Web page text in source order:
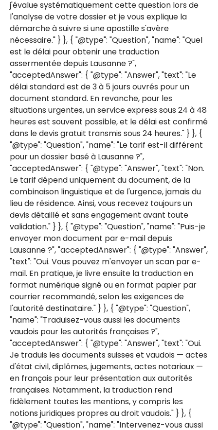
j'évalue systématiquement cette question lors de
l'analyse de votre dossier et je vous explique la
démarche à suivre si une apostille s'avère
nécessaire." } }, { "@type": "Question", "name": "Quel
est le délai pour obtenir une traduction
assermentée depuis Lausanne ?",
"acceptedAnswer": { "@type": "Answer", "text": "Le
délai standard est de 3 à 5 jours ouvrés pour un
document standard. En revanche, pour les
situations urgentes, un service express sous 24 à 48
heures est souvent possible, et le délai est confirmé
dans le devis gratuit transmis sous 24 heures." } }, {
"@type": "Question", "name": "Le tarif est-il différent
pour un dossier basé à Lausanne ?",
"acceptedAnswer": { "@type": "Answer", "text": "Non.
Le tarif dépend uniquement du document, de la
combinaison linguistique et de l'urgence, jamais du
lieu de résidence. Ainsi, vous recevez toujours un
devis détaillé et sans engagement avant toute
validation." } }, { "@type": "Question", "name": "Puis-je
envoyer mon document par e-mail depuis
Lausanne ?", "acceptedAnswer": { "@type": "Answer",
"text": "Oui. Vous pouvez m'envoyer un scan par e-
mail. En pratique, je livre ensuite la traduction en
format numérique signé ou en format papier par
courrier recommandé, selon les exigences de
l'autorité destinataire." } }, { "@type": "Question",
"name": "Traduisez-vous aussi les documents
vaudois pour les autorités françaises ?",
"acceptedAnswer": { "@type": "Answer", "text": "Oui.
Je traduis les documents suisses et vaudois — actes
d'état civil, diplômes, jugements, actes notariaux —
en français pour leur présentation aux autorités
françaises. Notamment, la traduction rend
fidèlement toutes les mentions, y compris les
notions juridiques propres au droit vaudois." } }, {
"@type": "Question", "name": "Intervenez-vous aussi